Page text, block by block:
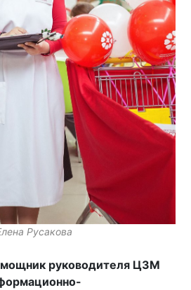
Русакова
руководителя ЦЗМ